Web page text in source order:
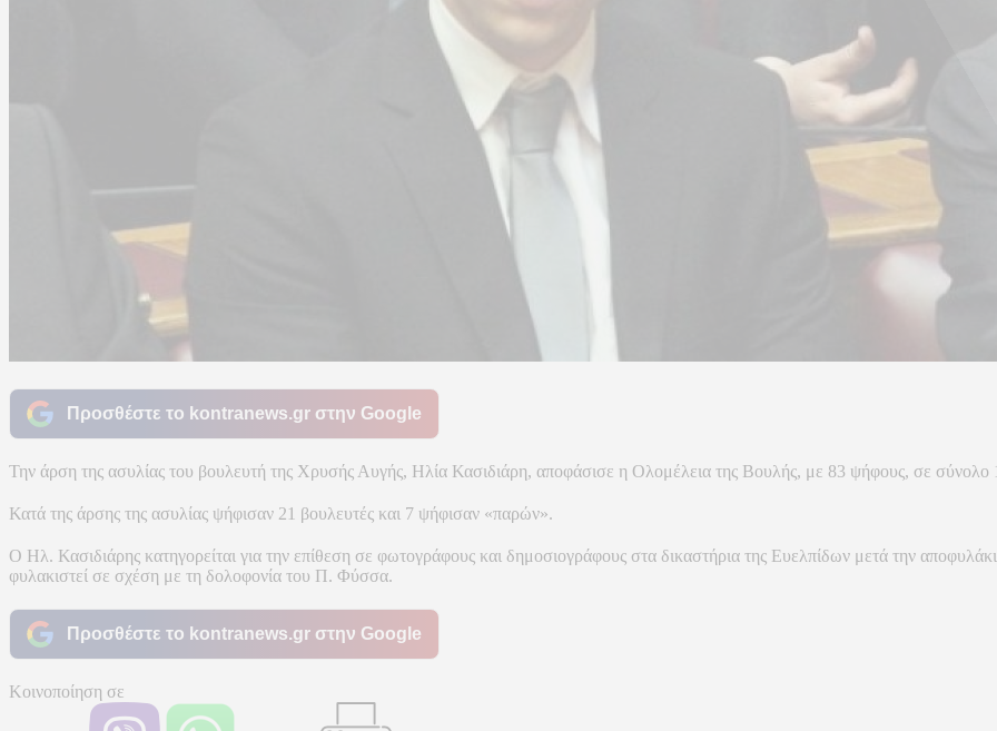
Προσθέστε το kontranews.gr στην Google
Την άρση της ασυλίας του βουλευτή της Χρυσής Αυγής, Ηλία Κασιδιάρη, αποφάσισε η Ολομέλεια της Βουλής, με 83 ψήφους, σε σύνολο
Κατά της άρσης της ασυλίας ψήφισαν 21 βουλευτές και 7 ψήφισαν «παρών».
Ο Ηλ. Κασιδιάρης κατηγορείται για την επίθεση σε φωτογράφους και δημοσιογράφους στα δικαστήρια της Ευελπίδων μετά την
φυλακιστεί σε σχέση με τη δολοφονία του Π. Φύσσα.
Προσθέστε το kontranews.gr στην Google
Κοινοποίηση σε